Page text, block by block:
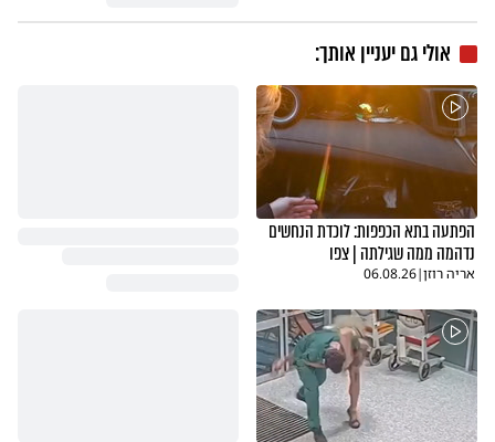
אולי גם יעניין אותך:
הפתעה בתא הכפפות: לוכדת הנחשים
נדהמה ממה שגילתה | צפו
אריה רוזן|
06.08.26